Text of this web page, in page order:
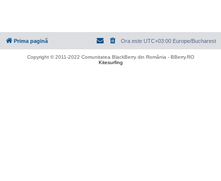
Prima pagină Ora este UTC+03:00 Europe/Bucharest
Copyright © 2011-2022 Comunitatea BlackBerry din România - BBerry.RO
Kitesurfing